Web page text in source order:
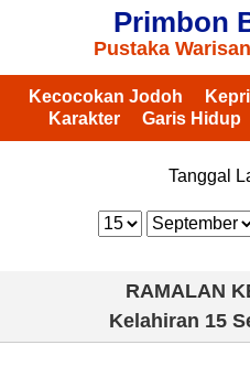
Primbon
Pustaka
Kecocokan Jodoh
Karakter
Garis Hidup
Tanggal
RAMALAN
Kelahiran 15